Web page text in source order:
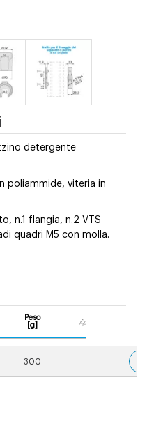
detergente
poliammide, viteria in
n.1 flangia, n.2 VTS
quadri M5 con molla.
Peso
[g]
300